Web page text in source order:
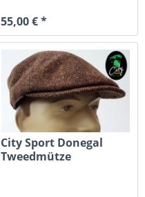
55,00 € *
City Sport Donegal
Tweedmütze